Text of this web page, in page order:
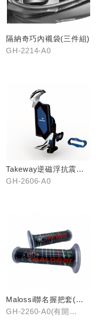
隔納奇巧內襯袋(三件組)
GH-2214-A0
Takeway逆磁浮抗震手
機架
GH-2606-A0
Malossi聯名握把套(有
開口)/(無開口)
GH-2260-A0(有開